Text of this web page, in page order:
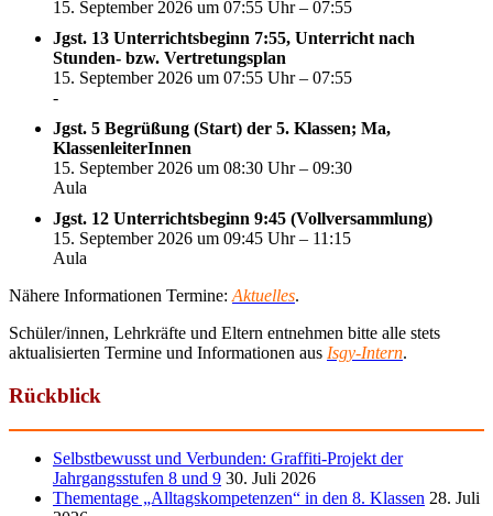
15. September 2026 um 07:55 Uhr – 07:55
Jgst. 13 Unterrichtsbeginn 7:55, Unterricht nach
Stunden- bzw. Vertretungsplan
15. September 2026 um 07:55 Uhr – 07:55
-
Jgst. 5 Begrüßung (Start) der 5. Klassen; Ma,
KlassenleiterInnen
15. September 2026 um 08:30 Uhr – 09:30
Aula
Jgst. 12 Unterrichtsbeginn 9:45 (Vollversammlung)
15. September 2026 um 09:45 Uhr – 11:15
Aula
Nähere Informationen Termine: Aktuelles.
Schüler/innen, Lehrkräfte und Eltern entnehmen bitte alle stets
aktualisierten Termine und Informationen aus Isgy-Intern.
Rückblick
Selbstbewusst und Verbunden: Graffiti-Projekt der
Jahrgangsstufen 8 und 9 30. Juli 2026
Thementage „Alltagskompetenzen“ in den 8. Klassen 28. Juli